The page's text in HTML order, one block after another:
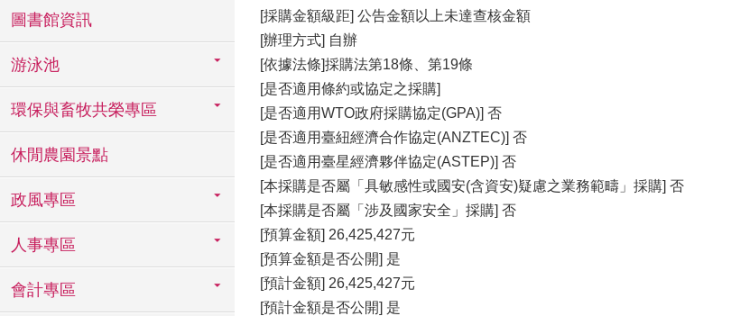
圖書館資訊
游泳池
環保與畜牧共榮專區
休閒農園景點
政風專區
人事專區
會計專區
[採購金額級距] 公告金額以上未達查核金額
[辦理方式] 自辦
[依據法條]採購法第18條、第19條
[是否適用條約或協定之採購]
[是否適用WTO政府採購協定(GPA)] 否
[是否適用臺紐經濟合作協定(ANZTEC)] 否
[是否適用臺星經濟夥伴協定(ASTEP)] 否
[本採購是否屬「具敏感性或國安(含資安)疑慮之業務範疇」採購] 否
[本採購是否屬「涉及國家安全」採購] 否
[預算金額] 26,425,427元
[預算金額是否公開] 是
[預計金額] 26,425,427元
[預計金額是否公開] 是